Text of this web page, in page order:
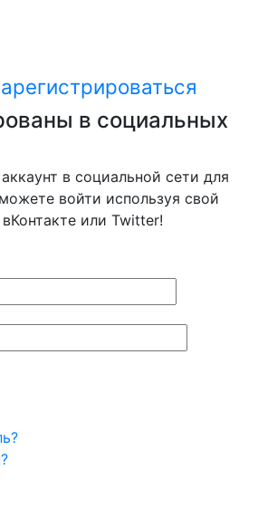
в социальных
в социальной сети для
войти используя свой
или Twitter!